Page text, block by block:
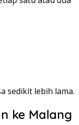
sedikit lebih lama.
ke Malang